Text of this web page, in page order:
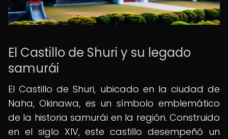
El Castillo de Shuri y su legado
samurái
El Castillo de Shuri, ubicado en la ciudad de
Naha, Okinawa, es un símbolo emblemático
de la historia samurái en la región. Construido
en el siglo XIV, este castillo desempeñó un